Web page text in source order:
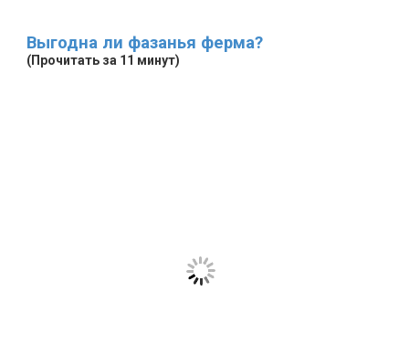
Выгодна ли фазанья ферма?
(Прочитать за 11 минут)